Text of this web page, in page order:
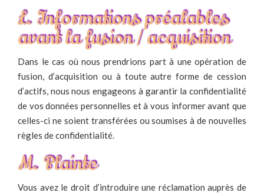
L. Informations préalables
avant la fusion / acquisition
Dans le cas où nous prendrions part à une opération de
fusion, d’acquisition ou à toute autre forme de cession
d’actifs, nous nous engageons à garantir la confidentialité
de vos données personnelles et à vous informer avant que
celles-ci ne soient transférées ou soumises à de nouvelles
règles de confidentialité.
M. Plainte
Vous avez le droit d’introduire une réclamation auprès de